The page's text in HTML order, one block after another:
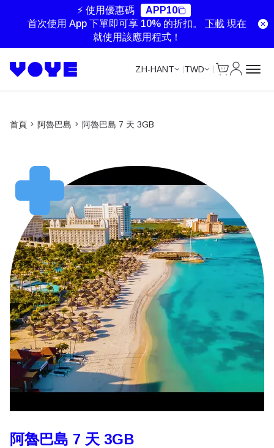
⚡ 使用優惠碼
APP10
首次使用 App 下單即可享 10% 的折扣。 下載 現在
就使用該應用程式！
ZH-HANT TWD
首頁 阿魯巴島 阿魯巴島 7 天 3GB
阿魯巴島 7 天 3GB